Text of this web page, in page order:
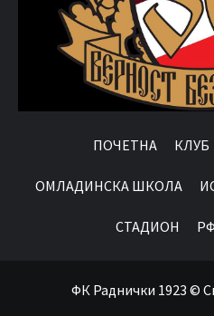
ПОЧЕТНА КЛУБ
OМЛАДИНСКА ШКОЛА
СТАДИОН
ФК Раднички 1923 ©